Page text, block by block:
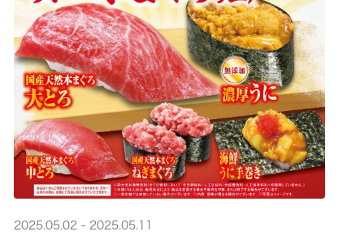
2025.05.02 - 2025.05.11